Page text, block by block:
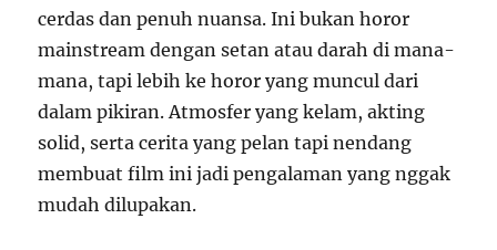
cerdas dan penuh nuansa. Ini bukan horor
mainstream dengan setan atau darah di mana-
mana, tapi lebih ke horor yang muncul dari
dalam pikiran. Atmosfer yang kelam, akting
solid, serta cerita yang pelan tapi nendang
membuat film ini jadi pengalaman yang nggak
mudah dilupakan.